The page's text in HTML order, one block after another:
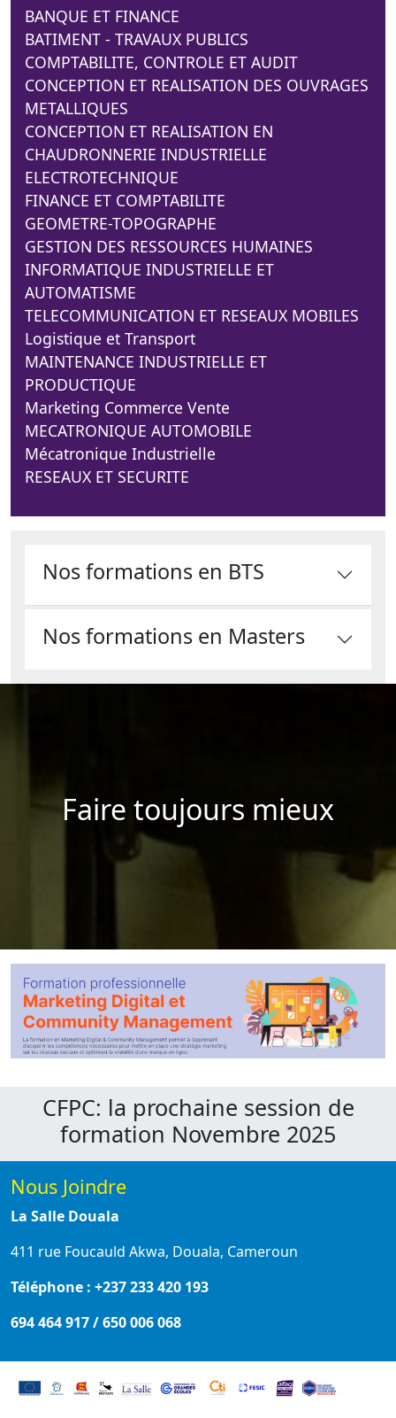
BANQUE ET FINANCE
BATIMENT - TRAVAUX PUBLICS
COMPTABILITE, CONTROLE ET AUDIT
CONCEPTION ET REALISATION DES OUVRAGES
METALLIQUES
CONCEPTION ET REALISATION EN
CHAUDRONNERIE INDUSTRIELLE
ELECTROTECHNIQUE
FINANCE ET COMPTABILITE
GEOMETRE-TOPOGRAPHE
GESTION DES RESSOURCES HUMAINES
INFORMATIQUE INDUSTRIELLE ET
AUTOMATISME
TELECOMMUNICATION ET RESEAUX MOBILES
Logistique et Transport
MAINTENANCE INDUSTRIELLE ET
PRODUCTIQUE
Marketing Commerce Vente
MECATRONIQUE AUTOMOBILE
Mécatronique Industrielle
RESEAUX ET SECURITE
Nos formations en BTS
Nos formations en Masters
Faire toujours mieux
CFPC: la prochaine session de
formation Novembre 2025
Nous Joindre
La Salle Douala
411 rue Foucauld Akwa, Douala, Cameroun
Téléphone : +237 233 420 193
694 464 917 / 650 006 068